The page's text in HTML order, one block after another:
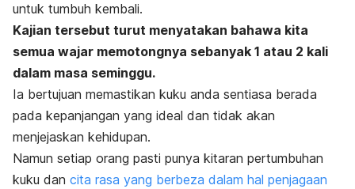
untuk tumbuh kembali.
Kajian tersebut turut menyatakan bahawa kita
semua wajar memotongnya sebanyak 1 atau 2 kali
dalam masa seminggu.
Ia bertujuan memastikan kuku anda sentiasa berada
pada kepanjangan yang ideal dan tidak akan
menjejaskan kehidupan.
Namun setiap orang pasti punya kitaran pertumbuhan
kuku dan cita rasa yang berbeza dalam hal penjagaan